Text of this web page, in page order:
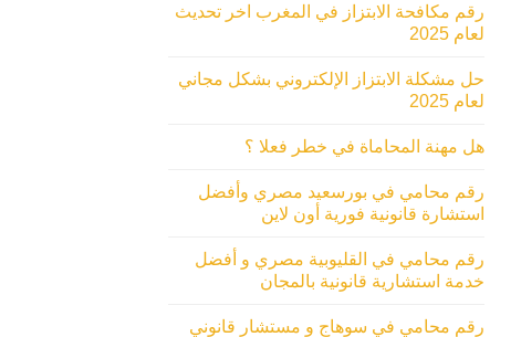
رقم مكافحة الابتزاز في المغرب اخر تحديث
لعام 2025
حل مشكلة الابتزاز الإلكتروني بشكل مجاني
لعام 2025
هل مهنة المحاماة في خطر فعلا ؟
رقم محامي في بورسعيد مصري وأفضل
استشارة قانونية فورية أون لاين
رقم محامي في القليوبية مصري و أفضل
خدمة استشارية قانونية بالمجان
رقم محامي في سوهاج و مستشار قانوني